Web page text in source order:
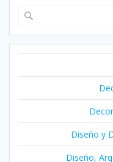
Diseño y
Diseño,